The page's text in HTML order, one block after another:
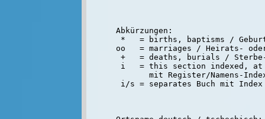
Abkürzungen:
*   = births, baptisms /
oo   = marriages / Heirats-
+   = deaths, burials / Sterbe-
i   = this section indexed,
mit Register/Namens-